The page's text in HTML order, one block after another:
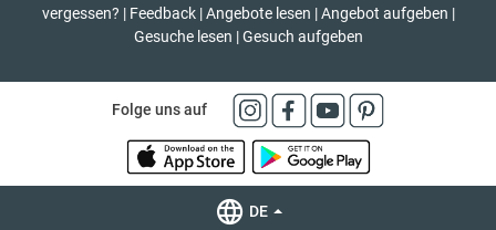
vergessen? | Feedback | Angebote lesen | Angebot aufgeben |
Gesuche lesen | Gesuch aufgeben
Folge uns auf
DE